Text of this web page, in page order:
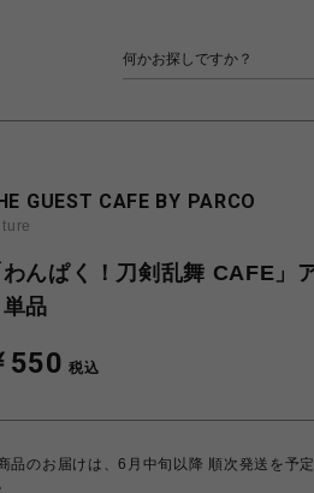
GUEST CAFE BY PARCO
わんぱく！刀剣乱舞 CAFE」
単品
550 税込
品のお届けは、6月中旬以降 順次発送を予